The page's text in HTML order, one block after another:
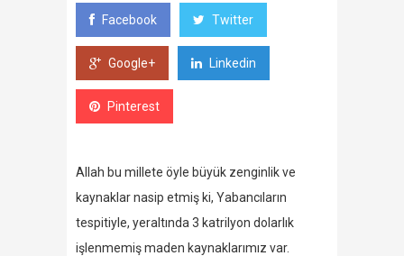
Facebook Twitter
Google+ Linkedin
Pinterest
Allah bu millete öyle büyük zenginlik ve
kaynaklar nasip etmiş ki, Yabancıların
tespitiyle, yeraltında 3 katrilyon dolarlık
işlenmemiş maden kaynaklarımız var.